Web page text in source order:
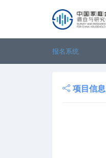
报名系统
项目信息